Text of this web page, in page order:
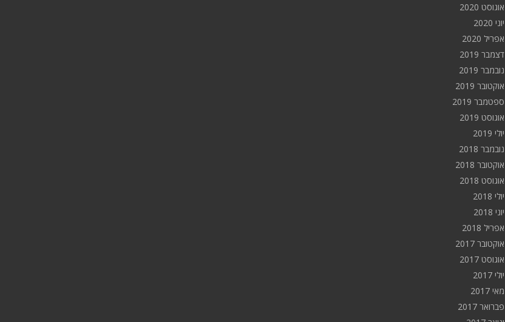
אוגוסט 2020
יוני 2020
אפריל 2020
דצמבר 2019
נובמבר 2019
אוקטובר 2019
ספטמבר 2019
אוגוסט 2019
יולי 2019
נובמבר 2018
אוקטובר 2018
אוגוסט 2018
יולי 2018
יוני 2018
אפריל 2018
אוקטובר 2017
אוגוסט 2017
יולי 2017
מאי 2017
פברואר 2017